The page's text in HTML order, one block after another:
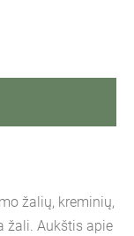
žalių, kreminių,
žali. Aukštis apie